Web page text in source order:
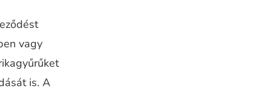
vagy
is. A